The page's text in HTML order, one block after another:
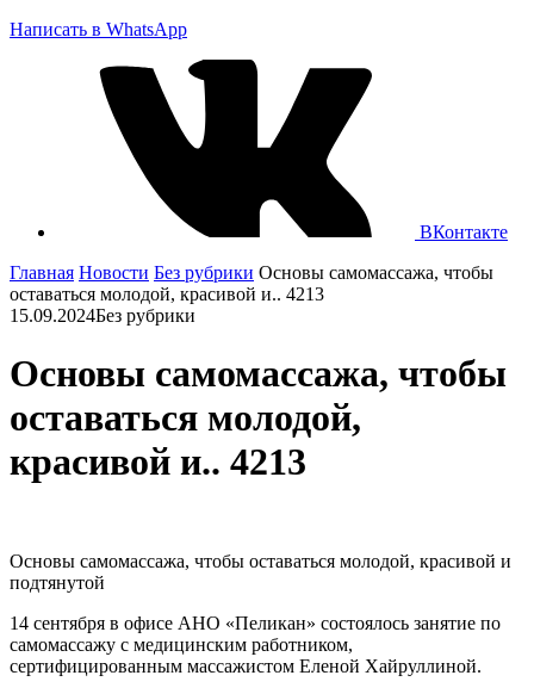
Написать в WhatsApp
ВКонтакте
Главная Новости Без рубрики Основы самомассажа, чтобы
оставаться молодой, красивой и.. 4213
15.09.2024Без рубрики
Основы самомассажа, чтобы
оставаться молодой,
красивой и.. 4213
Основы самомассажа, чтобы оставаться молодой, красивой и
подтянутой
14 сентября в офисе АНО «Пеликан» состоялось занятие по
самомассажу с медицинским работником,
сертифицированным массажистом Еленой Хайруллиной.